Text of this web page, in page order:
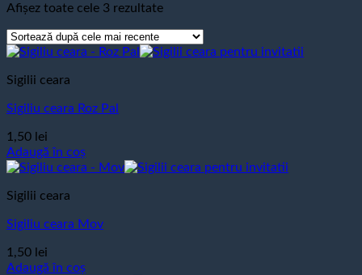
Afișez toate cele 3 rezultateSortat
mai
Sigilii ceara
Sigiliu ceara Roz Pal
1,50 lei
Adaugă în coș
Sigilii ceara
Sigiliu ceara Mov
1,50 lei
Adaugă în coș